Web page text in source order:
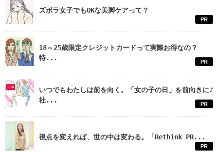
ズボラ女子でもOKな美脚ケアって？
PR
18～25歳限定クレジットカードって実際お得なの？
特...
PR
いつでもわたしは前を向く。「女の子の日」を前向きに♪
社...
PR
視点を変えれば、世の中は変わる。「Rethink PR...
PR